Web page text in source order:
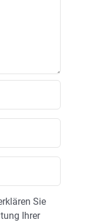
Sie
Ihrer